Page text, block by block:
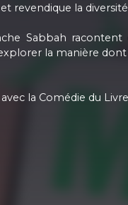
revendique la
Sabbah
la manière
la Comédie du